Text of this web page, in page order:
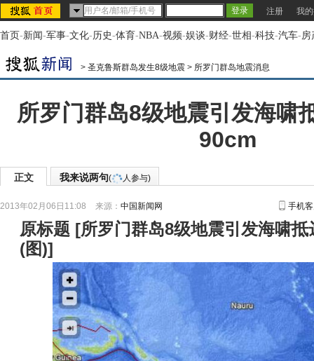
注册 我
首页-新闻-军事-文化-历史-体育-NBA-视频-娱谈-财经-世相-科技-汽车-房
> 圣克鲁斯群岛发生8级地震 > 所罗门群岛地震消息
所罗门群岛8级地震引发海啸
90cm
正文 我来说两句( 人参与)
2013年02月06日11:08 来源： 中国新闻网 手机
原标题 [所罗门群岛8级地震引发海啸
(图)]